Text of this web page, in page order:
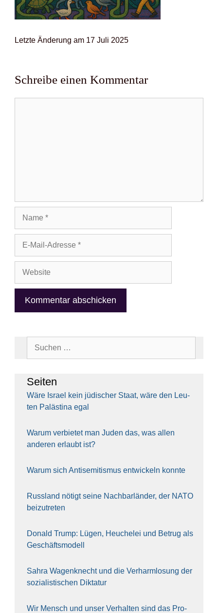
Letz­te Ände­rung am 17 Juli 2025
Schreibe einen Kommentar
Adresse
Sei­ten
Wäre Isra­el kein jüdi­scher Staat, wäre den Leu­
ten Paläs­ti­na egal
War­um ver­bie­tet man Juden das, was allen
ande­ren erlaubt ist?
War­um sich Anti­se­mi­tis­mus ent­wi­ckeln konn­te
Russ­land nötigt sei­ne Nach­bar­län­der, der NATO
bei­zu­tre­ten
Donald Trump: Lügen, Heu­che­lei und Betrug als
Geschäfts­mo­dell
Sahra Wagen­knecht und die Ver­harm­lo­sung der
sozia­lis­ti­schen Dik­ta­tur
Wir Mensch und unser Ver­hal­ten sind das Pro­